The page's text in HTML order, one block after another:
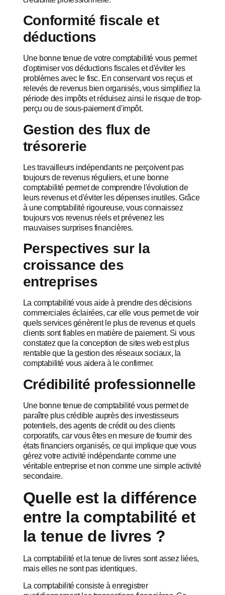
Conformité fiscale et
déductions
Une bonne tenue de votre comptabilité vous permet
d'optimiser vos déductions fiscales et d'éviter les
problèmes avec le fisc. En conservant vos reçus et
relevés de revenus bien organisés, vous simplifiez la
période des impôts et réduisez ainsi le risque de trop-
perçu ou de sous-paiement d'impôt.
Gestion des flux de
trésorerie
Les travailleurs indépendants ne perçoivent pas
toujours de revenus réguliers, et une bonne
comptabilité permet de comprendre l'évolution de
leurs revenus et d'éviter les dépenses inutiles. Grâce
à une comptabilité rigoureuse, vous connaissez
toujours vos revenus réels et prévenez les
mauvaises surprises financières.
Perspectives sur la
croissance des
entreprises
La comptabilité vous aide à prendre des décisions
commerciales éclairées, car elle vous permet de voir
quels services génèrent le plus de revenus et quels
clients sont fiables en matière de paiement. Si vous
constatez que la conception de sites web est plus
rentable que la gestion des réseaux sociaux, la
comptabilité vous aidera à le confirmer.
Crédibilité professionnelle
Une bonne tenue de comptabilité vous permet de
paraître plus crédible auprès des investisseurs
potentiels, des agents de crédit ou des clients
corporatifs, car vous êtes en mesure de fournir des
états financiers organisés, ce qui implique que vous
gérez votre activité indépendante comme une
véritable entreprise et non comme une simple activité
secondaire.
Quelle est la différence
entre la comptabilité et
la tenue de livres ?
La comptabilité et la tenue de livres sont assez liées,
mais elles ne sont pas identiques.
La comptabilité consiste à enregistrer